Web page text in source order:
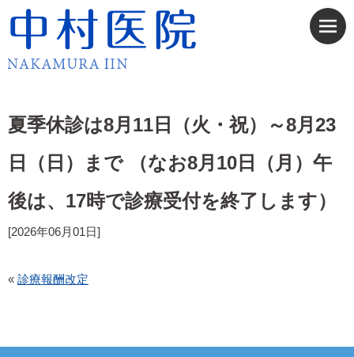
夏季休診は8月11日（火・祝）～8月23
日（日）まで （なお8月10日（月）午
後は、17時で診療受付を終了します）
[2026年06月01日]
« 診療報酬改定